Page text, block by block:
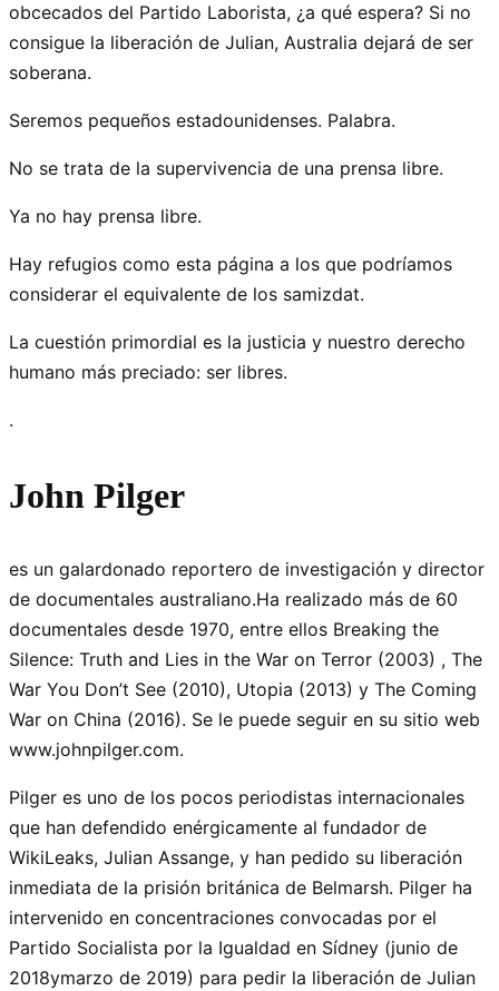
obcecados del Partido Laborista, ¿a qué espera? Si no
consigue la liberación de Julian, Australia dejará de ser
soberana.
Seremos pequeños estadounidenses. Palabra.
No se trata de la supervivencia de una prensa libre.
Ya no hay prensa libre.
Hay refugios como esta página a los que podríamos
considerar el equivalente de los samizdat.
La cuestión primordial es la justicia y nuestro derecho
humano más preciado: ser libres.
.
John Pilger
es un galardonado reportero de investigación y director
de documentales australiano.Ha realizado más de 60
documentales desde 1970, entre ellos Breaking the
Silence: Truth and Lies in the War on Terror (2003) , The
War You Don’t See (2010), Utopia (2013) y The Coming
War on China (2016). Se le puede seguir en su sitio web
www.johnpilger.com.
Pilger es uno de los pocos periodistas internacionales
que han defendido enérgicamente al fundador de
WikiLeaks, Julian Assange, y han pedido su liberación
inmediata de la prisión británica de Belmarsh. Pilger ha
intervenido en concentraciones convocadas por el
Partido Socialista por la Igualdad en Sídney (junio de
2018ymarzo de 2019) para pedir la liberación de Julian